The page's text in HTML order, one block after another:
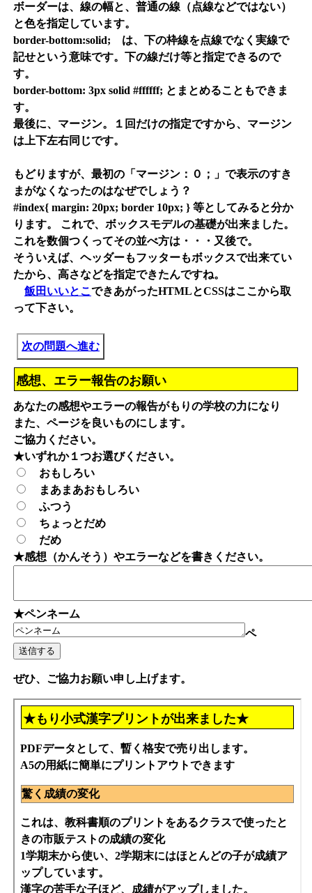
ボーダーは、線の幅と、普通の線（点線などではない）
と色を指定しています。
border-bottom:solid; は、下の枠線を点線でなく実線で
記せという意味です。下の線だけ等と指定できるので
す。
border-bottom: 3px solid #ffffff; とまとめることもできま
す。
最後に、マージン。１回だけの指定ですから、マージン
は上下左右同じです。
もどりますが、最初の「マージン：０；」で表示のすき
まがなくなったのはなぜでしょう？
#index{ margin: 20px; border 10px; } 等としてみると分か
ります。 これで、ボックスモデルの基礎が出来ました。
これを数個つくってその並べ方は・・・又後で。
そういえば、ヘッダーもフッターもボックスで出来てい
たから、高さなどを指定できたんですね。
飯田いいとこ できあがったHTMLとCSSはここから取
って下さい。
次の問題へ進む
感想、エラー報告のお願い
あなたの感想やエラーの報告がもりの学校の力になり
また、ページを良いものにします。
ご協力ください。
★いずれか１つお選びください。
おもしろい
まあまあおもしろい
ふつう
ちょっとだめ
だめ
★感想（かんそう）やエラーなどを書きください。
★ペンネーム
ペ
ぜひ、ご協力お願い申し上げます。